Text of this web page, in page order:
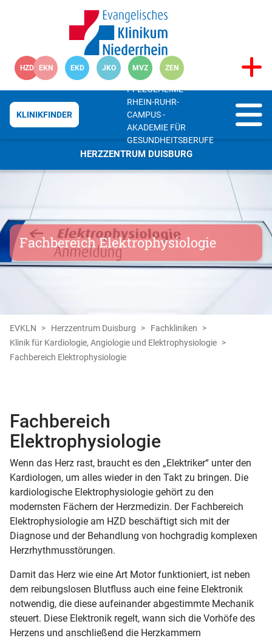
HZD EKN EKD JKO MVZ ZEN
HERZZENTRUM DUISBURG
KLINIKFINDER
PFLEGEHEIME
RHEIN-RUHR-
CAMPUS -
AKADEMIE FÜR
GESUNDHEITSBERUFE
Fachbereich Elektrophysiologie
EVKLN Herzzentrum Duisburg
Fachkliniken
Klinik für Kardiologie, Angiologie und Elektrophysiologie
Fachbereich Elektrophysiologie
Fachbereich
Elektrophysiologie
Wenn das Herz rast, braucht es den „Elektriker“ unter den
Kardiologen, um alles wieder in den Takt zu bringen. Die
kardiologische Elektrophysiologie gehört zu den
modernsten Fächern der Herzmedizin. Der Fachbereich
Elektrophysiologie am HZD beschäftigt sich mit der
Diagnose und der Behandlung von hochgradig komplexen
Herzrhythmusstörungen.
Damit das Herz wie eine Art Motor funktioniert, ist neben
dem reibungslosen Blutfluss auch eine feine Elektronik
notwendig, die diese aufeinander abgestimmte Mechanik
steuert. Diese Elektronik regelt, wann sich die Vorhöfe des
Herzens und anschließend die Herzkammern